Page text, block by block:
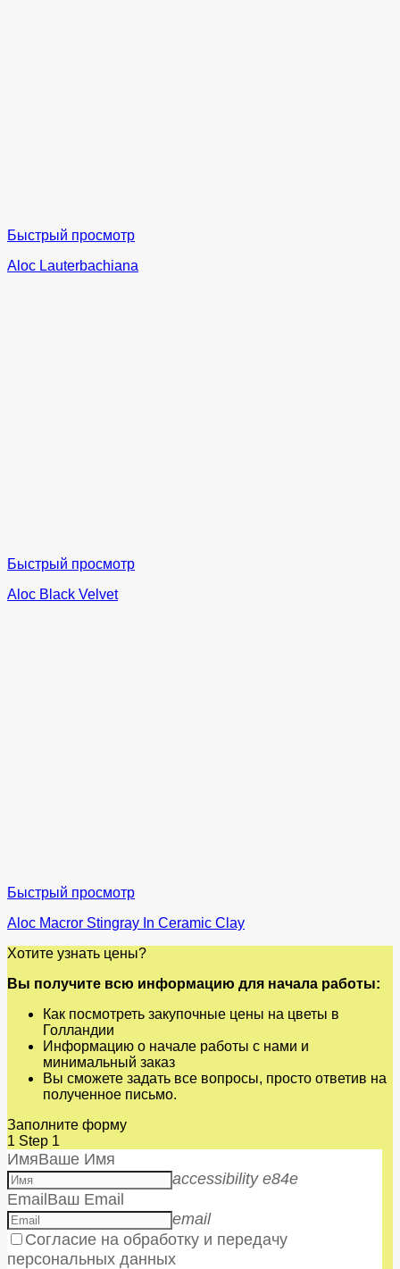
Быстрый просмотр
Aloc Lauterbachiana
Быстрый просмотр
Aloc Black Velvet
Быстрый просмотр
Aloc Macror Stingray In Ceramic Clay
Хотите узнать цены?
Вы получите всю информацию для начала работы:
Как посмотреть закупочные цены на цветы в
Голландии
Информацию о начале работы с нами и
минимальный заказ
Вы сможете задать все вопросы, просто ответив на
полученное письмо.
Заполните форму
1 Step 1
ИмяВаше Имя
accessibility e84e
EmailВаш Email
email
Согласие на обработку и передачу
персональных данных